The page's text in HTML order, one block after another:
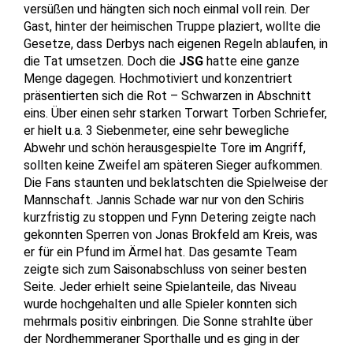
versüßen und hängten sich noch einmal voll rein. Der
Gast, hinter der heimischen Truppe plaziert, wollte die
Gesetze, dass Derbys nach eigenen Regeln ablaufen, in
die Tat umsetzen. Doch die JSG hatte eine ganze
Menge dagegen. Hochmotiviert und konzentriert
präsentierten sich die Rot – Schwarzen in Abschnitt
eins. Über einen sehr starken Torwart Torben Schriefer,
er hielt u.a. 3 Siebenmeter, eine sehr bewegliche
Abwehr und schön herausgespielte Tore im Angriff,
sollten keine Zweifel am späteren Sieger aufkommen.
Die Fans staunten und beklatschten die Spielweise der
Mannschaft. Jannis Schade war nur von den Schiris
kurzfristig zu stoppen und Fynn Detering zeigte nach
gekonnten Sperren von Jonas Brokfeld am Kreis, was
er für ein Pfund im Ärmel hat. Das gesamte Team
zeigte sich zum Saisonabschluss von seiner besten
Seite. Jeder erhielt seine Spielanteile, das Niveau
wurde hochgehalten und alle Spieler konnten sich
mehrmals positiv einbringen. Die Sonne strahlte über
der Nordhemmeraner Sporthalle und es ging in der